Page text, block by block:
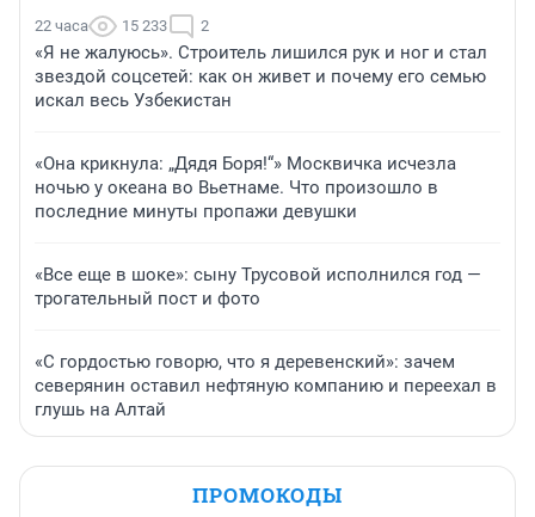
22 часа 15 233 2
«Я не жалуюсь». Строитель лишился рук и ног и стал
звездой соцсетей: как он живет и почему его семью
искал весь Узбекистан
«Она крикнула: „Дядя Боря!“» Москвичка исчезла
ночью у океана во Вьетнаме. Что произошло в
последние минуты пропажи девушки
«Все еще в шоке»: сыну Трусовой исполнился год —
трогательный пост и фото
«С гордостью говорю, что я деревенский»: зачем
северянин оставил нефтяную компанию и переехал в
глушь на Алтай
ПРОМОКОДЫ